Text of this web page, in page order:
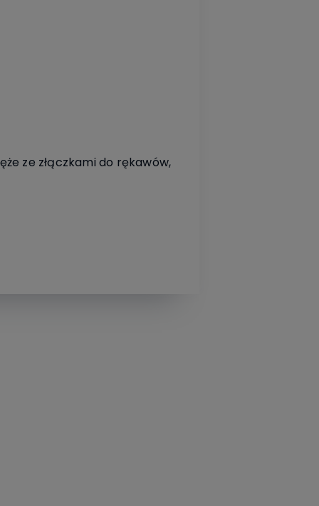
ze złączkami do rękawów,